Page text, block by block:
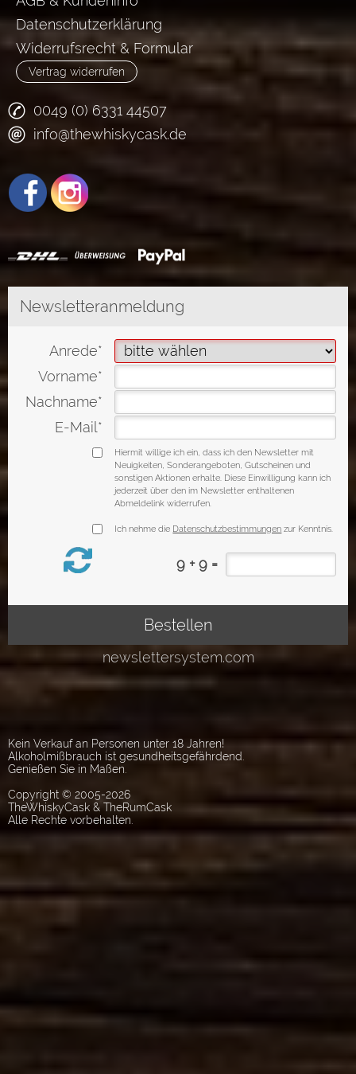
Datenschutzerklärung
Widerrufsrecht & Formular
Vertrag widerrufen
0049 (0) 6331 44507
info@thewhiskycask.de
Kein Verkauf an Personen unter 18 Jahren!
Alkoholmißbrauch ist gesundheitsgefährdend.
Genießen Sie in Maßen.
Copyright © 2005-2026
TheWhiskyCask & TheRumCask
Alle Rechte vorbehalten.